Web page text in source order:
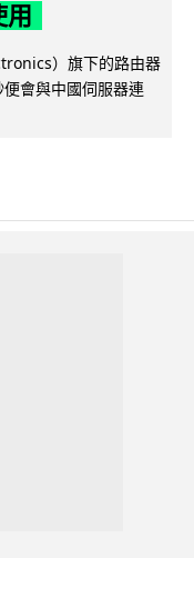
）旗下的路由器
會與中國伺服器連